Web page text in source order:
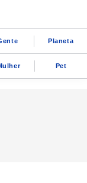
Planeta
Pet